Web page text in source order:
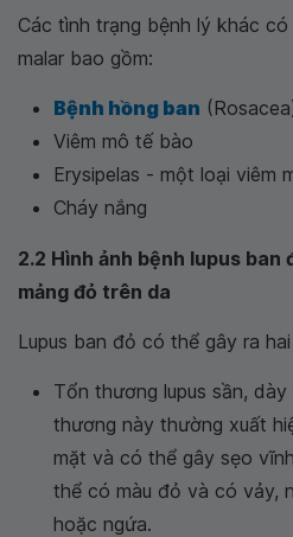
Các tình trạng bệnh lý khác
malar bao gồm:
Bệnh hồng ban
Viêm mô tế bào
Erysipelas - một loại viêm
Cháy nắng
2.2 Hình ảnh bệnh lupus ban
mảng đỏ trên da
Lupus ban đỏ có thể gây ra
Tổn thương lupus sần,
thương này thường xuất
mặt và có thể gây sẹo
thể có màu đỏ và có vảy,
hoặc ngứa.